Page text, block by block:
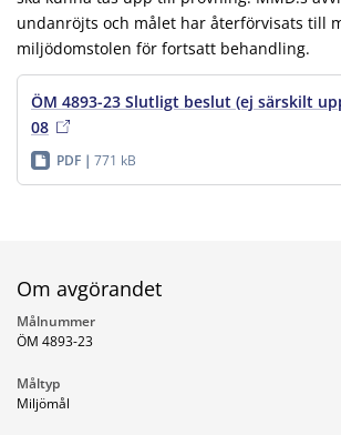
undanröjts och målet har återförvisats till
miljödomstolen för fortsatt behandling.
ÖM 4893-23 Slutligt beslut (ej särskilt
08
PDF 771 kB
Om avgörandet
Målnummer
ÖM 4893-23
Måltyp
Miljömål